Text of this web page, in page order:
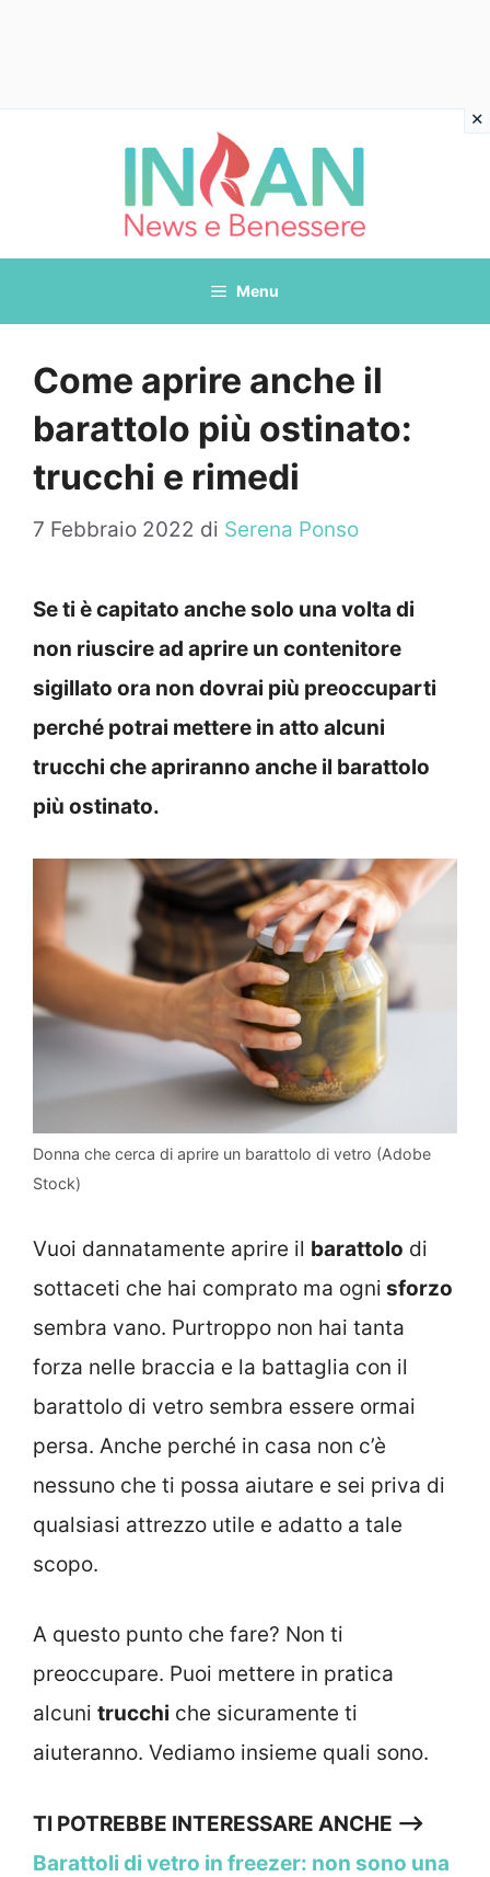
Menu
Come aprire anche il
barattolo più ostinato:
trucchi e rimedi
7 Febbraio 2022 di Serena Ponso
Se ti è capitato anche solo una volta di
non riuscire ad aprire un contenitore
sigillato ora non dovrai più preoccuparti
perché potrai mettere in atto alcuni
trucchi che apriranno anche il barattolo
più ostinato.
Donna che cerca di aprire un barattolo di vetro (Adobe
Stock)
Vuoi dannatamente aprire il barattolo di
sottaceti che hai comprato ma ogni sforzo
sembra vano. Purtroppo non hai tanta
forza nelle braccia e la battaglia con il
barattolo di vetro sembra essere ormai
persa. Anche perché in casa non c’è
nessuno che ti possa aiutare e sei priva di
qualsiasi attrezzo utile e adatto a tale
scopo.
A questo punto che fare? Non ti
preoccupare. Puoi mettere in pratica
alcuni trucchi che sicuramente ti
aiuteranno. Vediamo insieme quali sono.
TI POTREBBE INTERESSARE ANCHE —>
Barattoli di vetro in freezer: non sono una